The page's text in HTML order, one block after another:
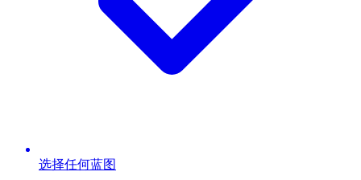
选择任何蓝图